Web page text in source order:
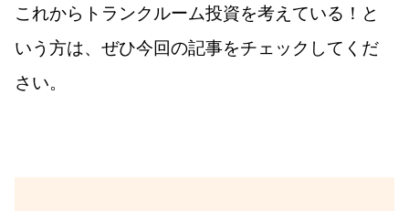
これからトランクルーム投資を考えている！と
いう方は、ぜひ今回の記事をチェックしてくだ
さい。